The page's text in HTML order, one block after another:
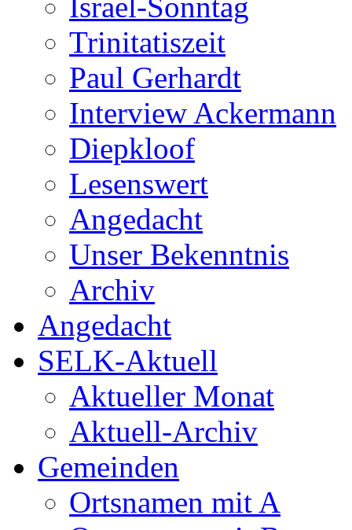
Trinitatiszeit
Paul Gerhardt
Interview Ackermann
Diepkloof
Lesenswert
Angedacht
Unser Bekenntnis
Archiv
Angedacht
SELK-Aktuell
Aktueller Monat
Aktuell-Archiv
Gemeinden
Ortsnamen mit A